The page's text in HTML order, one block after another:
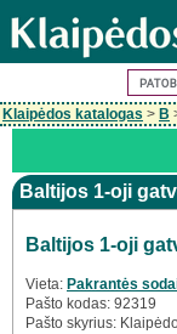
Klaipėdos katalogas > B
Baltijos 1-oji
Baltijos 1-oji
Vieta: Pakrantės
Pašto kodas: 92319
Pašto skyrius: